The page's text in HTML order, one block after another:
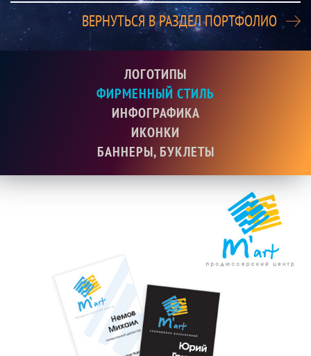
ЛОГОТИПЫ
ФИРМЕННЫЙ СТИЛЬ
ИНФОГРАФИКА
ИКОНКИ
БАННЕРЫ, БУКЛЕТЫ
ВЕРНУТЬСЯ В РАЗДЕЛ ПОРТФОЛИО